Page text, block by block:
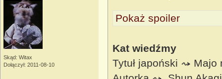
Skąd: Witax
Dołączył: 2011-08-10
Pokaż spoiler
Kat wiedźmy
Tytuł japoński ⤳ Majo